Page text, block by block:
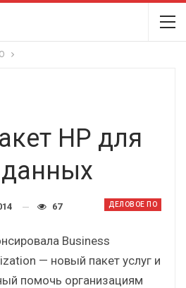
HP для
ДЕЛОВОЕ ПО
67
Business
— новый пакет услуг и
помочь организациям